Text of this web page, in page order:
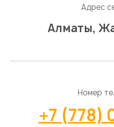
Адрес
Алматы,
Номер
+7 (778)